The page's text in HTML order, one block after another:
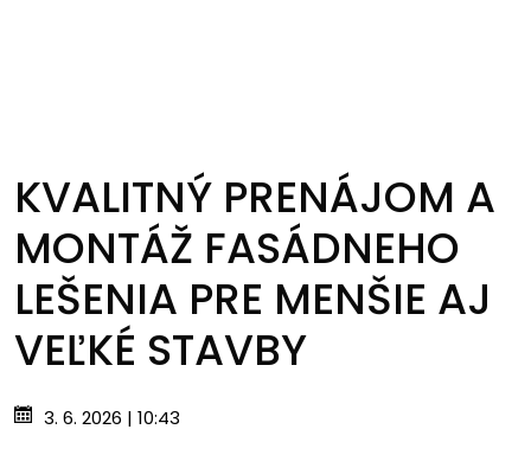
KVALITNÝ PRENÁJOM A
MONTÁŽ FASÁDNEHO
LEŠENIA PRE MENŠIE AJ
VEĽKÉ STAVBY
3. 6. 2026 | 10:43